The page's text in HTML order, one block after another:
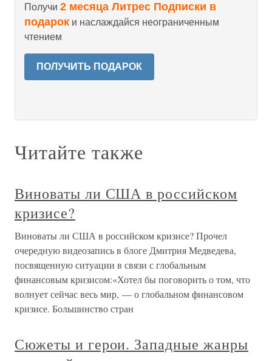
Получи 2 месяца Литрес Подписки в
подарок и наслаждайся неограниченным
чтением
ПОЛУЧИТЬ ПОДАРОК
Читайте также
Виноваты ли США в российском
кризисе?
Виноваты ли США в российском кризисе? Прочел
очередную видеозапись в блоге Дмитрия Медведева,
посвященную ситуации в связи с глобальным
финансовым кризисом:«Хотел бы поговорить о том, что
волнует сейчас весь мир, — о глобальном финансовом
кризисе. Большинство стран
Сюжеты и герои. Западные жанры